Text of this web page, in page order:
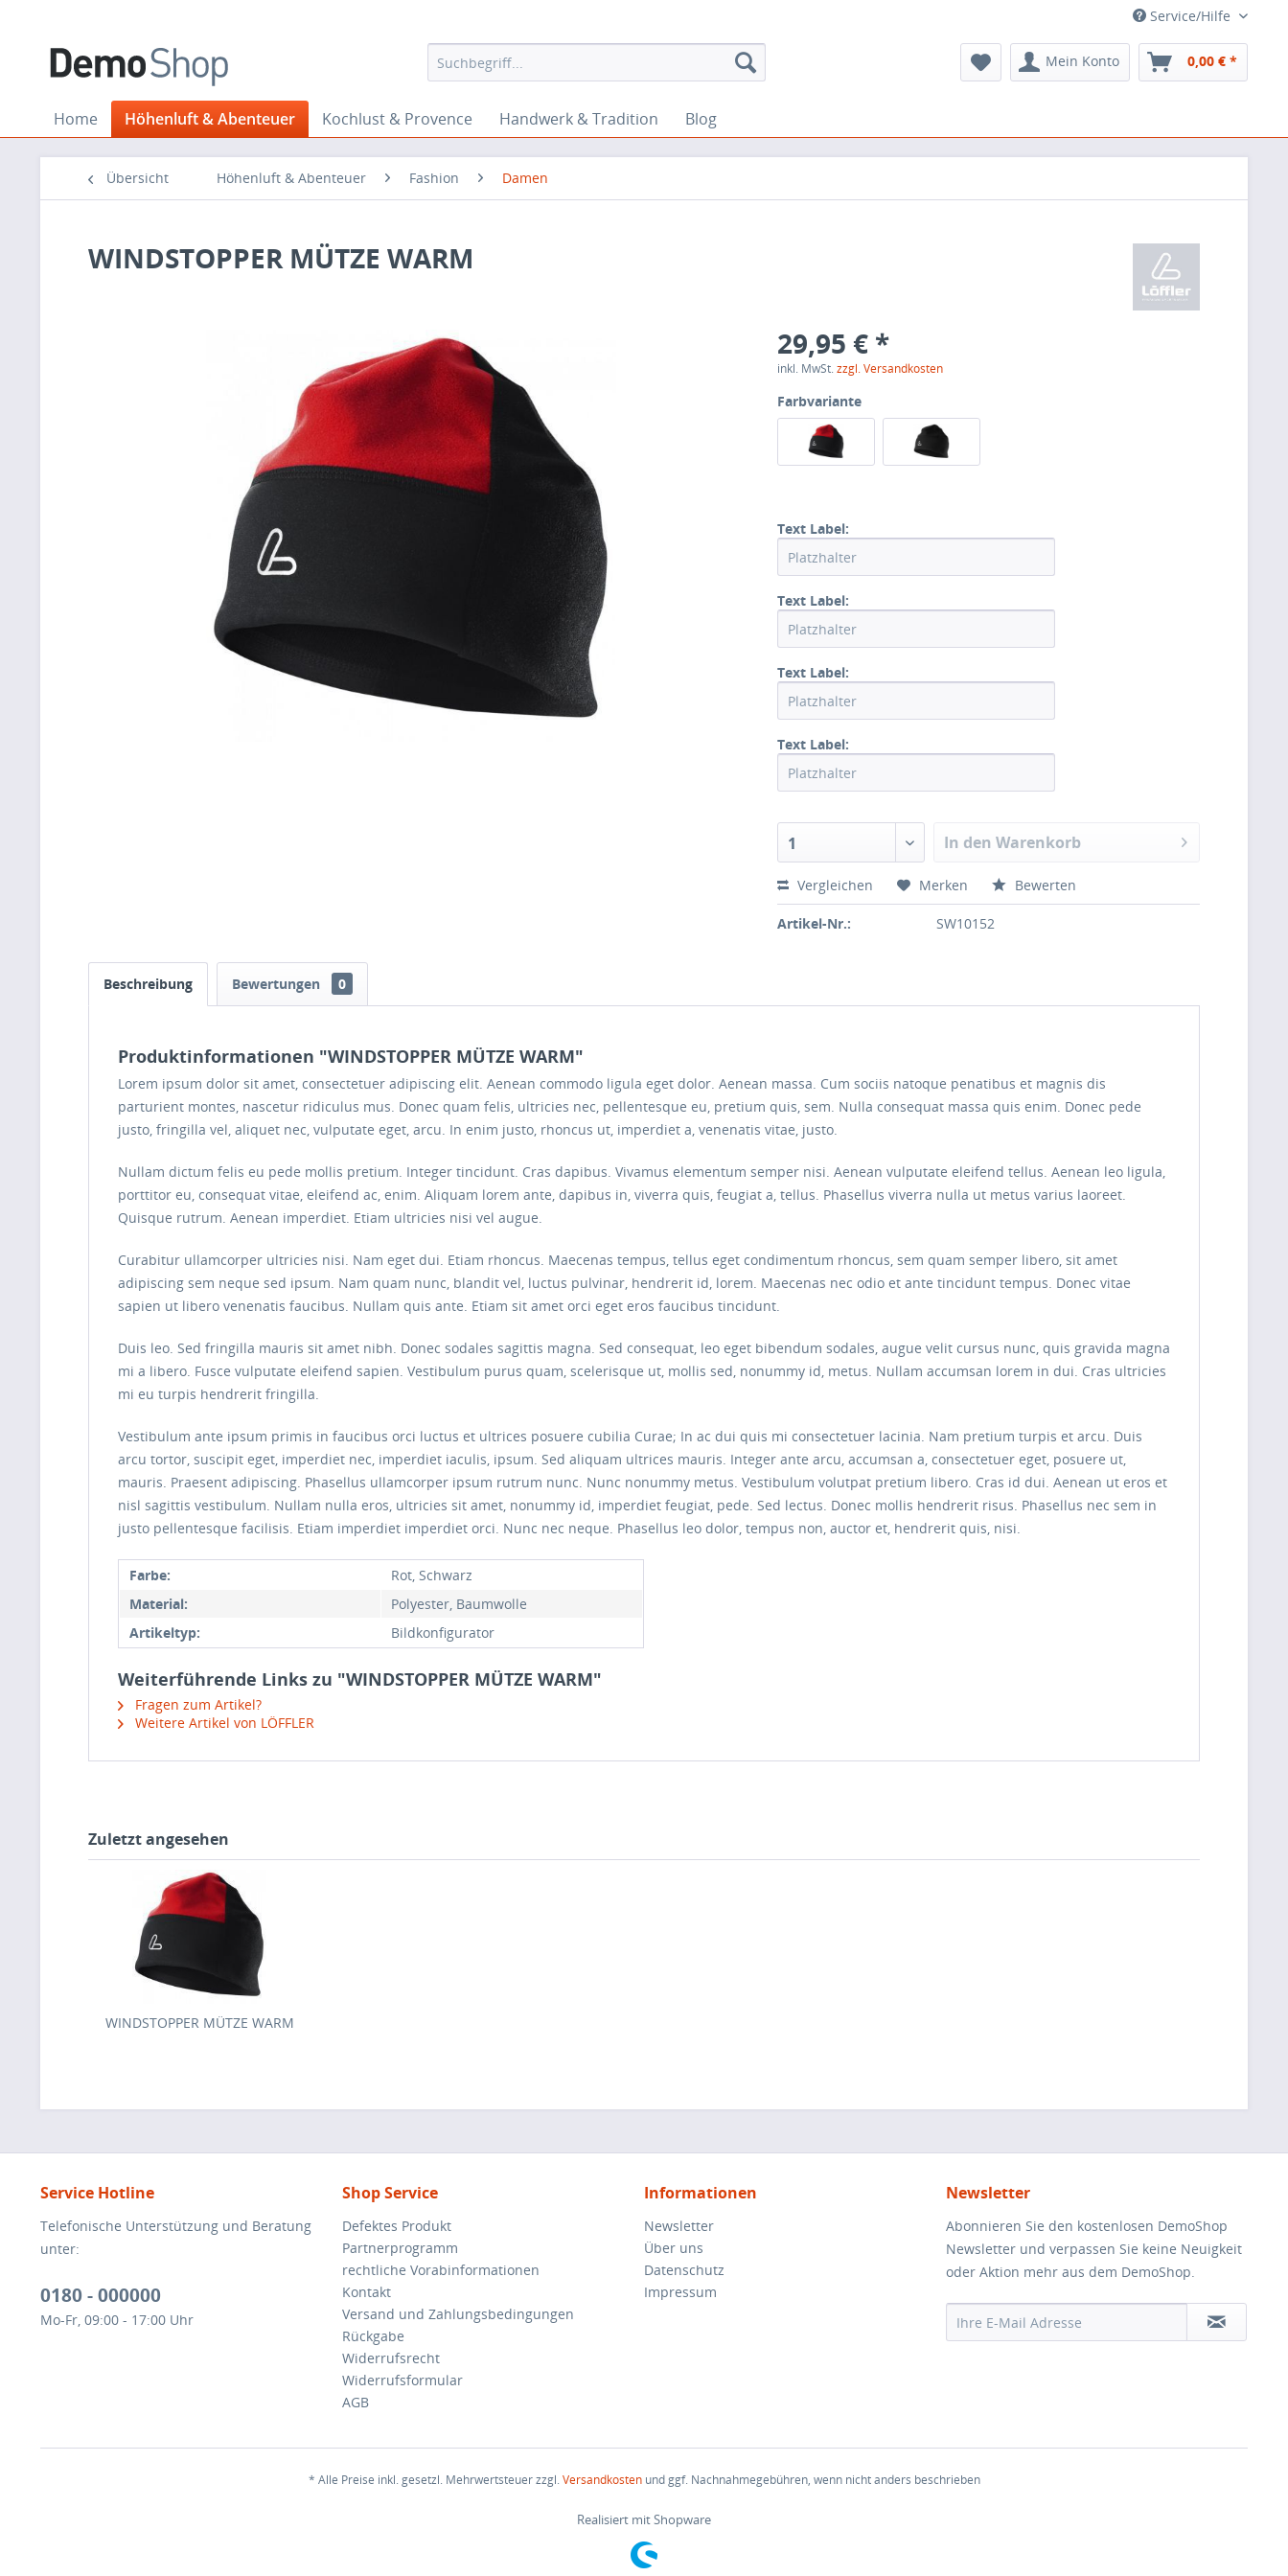
Service/Hilfe
Mein Konto 0,00 € *
Home Höhenluft & Abenteuer Kochlust & Provence Handwerk & Tradition Blog
Übersicht Höhenluft & Abenteuer Fashion Damen
WINDSTOPPER MÜTZE WARM
29,95 € *
inkl. MwSt.zzgl. Versandkosten
Farbvariante
Text Label:
Text Label:
Text Label:
Text Label:
1 In den Warenkorb
Vergleichen Merken Bewerten
Artikel-Nr.: SW10152
Beschreibung Bewertungen 0
Produktinformationen "WINDSTOPPER MÜTZE WARM"
Lorem ipsum dolor sit amet, consectetuer adipiscing elit. Aenean commodo ligula eget dolor. Aenean massa. Cum sociis natoque penatibus et magnis dis
parturient montes, nascetur ridiculus mus. Donec quam felis, ultricies nec, pellentesque eu, pretium quis, sem. Nulla consequat massa quis enim. Donec pede
justo, fringilla vel, aliquet nec, vulputate eget, arcu. In enim justo, rhoncus ut, imperdiet a, venenatis vitae, justo.
Nullam dictum felis eu pede mollis pretium. Integer tincidunt. Cras dapibus. Vivamus elementum semper nisi. Aenean vulputate eleifend tellus. Aenean leo ligula,
porttitor eu, consequat vitae, eleifend ac, enim. Aliquam lorem ante, dapibus in, viverra quis, feugiat a, tellus. Phasellus viverra nulla ut metus varius laoreet.
Quisque rutrum. Aenean imperdiet. Etiam ultricies nisi vel augue.
Curabitur ullamcorper ultricies nisi. Nam eget dui. Etiam rhoncus. Maecenas tempus, tellus eget condimentum rhoncus, sem quam semper libero, sit amet
adipiscing sem neque sed ipsum. Nam quam nunc, blandit vel, luctus pulvinar, hendrerit id, lorem. Maecenas nec odio et ante tincidunt tempus. Donec vitae
sapien ut libero venenatis faucibus. Nullam quis ante. Etiam sit amet orci eget eros faucibus tincidunt.
Duis leo. Sed fringilla mauris sit amet nibh. Donec sodales sagittis magna. Sed consequat, leo eget bibendum sodales, augue velit cursus nunc, quis gravida magna
mi a libero. Fusce vulputate eleifend sapien. Vestibulum purus quam, scelerisque ut, mollis sed, nonummy id, metus. Nullam accumsan lorem in dui. Cras ultricies
mi eu turpis hendrerit fringilla.
Vestibulum ante ipsum primis in faucibus orci luctus et ultrices posuere cubilia Curae; In ac dui quis mi consectetuer lacinia. Nam pretium turpis et arcu. Duis
arcu tortor, suscipit eget, imperdiet nec, imperdiet iaculis, ipsum. Sed aliquam ultrices mauris. Integer ante arcu, accumsan a, consectetuer eget, posuere ut,
mauris. Praesent adipiscing. Phasellus ullamcorper ipsum rutrum nunc. Nunc nonummy metus. Vestibulum volutpat pretium libero. Cras id dui. Aenean ut eros et
nisl sagittis vestibulum. Nullam nulla eros, ultricies sit amet, nonummy id, imperdiet feugiat, pede. Sed lectus. Donec mollis hendrerit risus. Phasellus nec sem in
justo pellentesque facilisis. Etiam imperdiet imperdiet orci. Nunc nec neque. Phasellus leo dolor, tempus non, auctor et, hendrerit quis, nisi.
Farbe:
Rot, Schwarz
Material:
Polyester, Baumwolle
Artikeltyp:
Bildkonfigurator
Weiterführende Links zu "WINDSTOPPER MÜTZE WARM"
Fragen zum Artikel?
Weitere Artikel von LÖFFLER
Zuletzt angesehen
WINDSTOPPER MÜTZE WARM
Service Hotline
Telefonische Unterstützung und Beratung
unter:
0180 - 000000
Mo-Fr, 09:00 - 17:00 Uhr
Shop Service
Defektes Produkt
Partnerprogramm
rechtliche Vorabinformationen
Kontakt
Versand und Zahlungsbedingungen
Rückgabe
Widerrufsrecht
Widerrufsformular
AGB
Informationen
Newsletter
Über uns
Datenschutz
Impressum
Newsletter
Abonnieren Sie den kostenlosen DemoShop
Newsletter und verpassen Sie keine Neuigkeit
oder Aktion mehr aus dem DemoShop.
* Alle Preise inkl. gesetzl. Mehrwertsteuer zzgl.Versandkostenund ggf. Nachnahmegebühren, wenn nicht anders beschrieben
Realisiert mit Shopware